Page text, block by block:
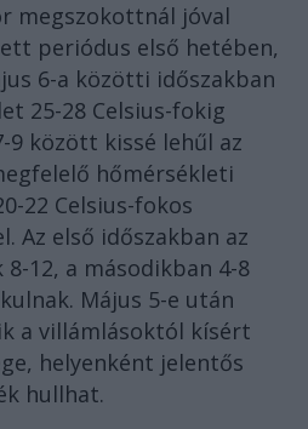
megszokottnál jóval
periódus első hetében,
6-a közötti időszakban
25-28 Celsius-fokig
9 között kissé lehűl az
hőmérsékleti
22 Celsius-fokos
Az első időszakban az
12, a másodikban 4-8
Május 5-e után
a villámlásoktól kísért
helyenként jelentős
hullhat.